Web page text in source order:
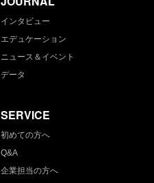
インタビュー
エデュケーション
ニュース＆イベント
データ
SERVICE
初めての方へ
Q&A
企業担当の方へ